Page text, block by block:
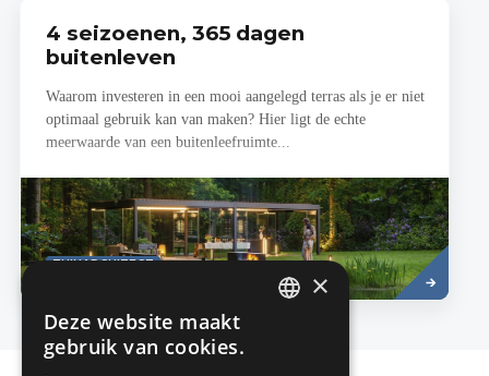
4 seizoenen, 365 dagen
buitenleven
Waarom investeren in een mooi aangelegd terras als je er niet
optimaal gebruik kan van maken? Hier ligt de echte
meerwaarde van een buitenleefruimte...
TUINARCHITECT
Lees
meer
×
Deze website maakt
gebruik van cookies.